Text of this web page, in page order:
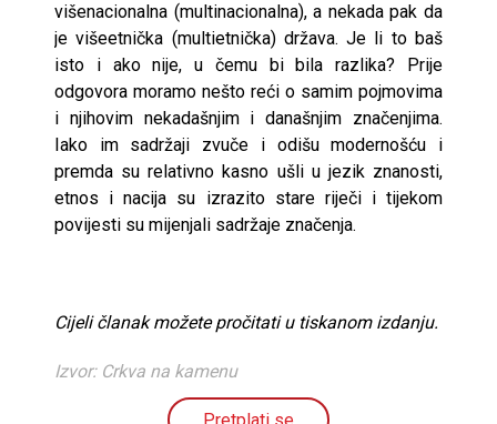
višenacionalna (multinacionalna), a nekada pak da
je višeetnička (multietnička) država. Je li to baš
isto i ako nije, u čemu bi bila razlika? Prije
odgovora moramo nešto reći o samim pojmovima
i njihovim nekadašnjim i današnjim značenjima.
Iako im sadržaji zvuče i odišu modernošću i
premda su relativno kasno ušli u jezik znanosti,
etnos i nacija su izrazito stare riječi i tijekom
povijesti su mijenjali sadržaje značenja.
Cijeli članak možete pročitati u tiskanom izdanju.
Izvor: Crkva na kamenu